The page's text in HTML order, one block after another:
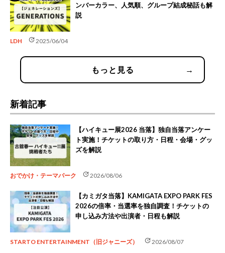
ンバーカラー、人気順、グループ結成秘話も解
説
LDH update2025/06/04
もっと見る →
新着記事
【ハイキュー展2026 当落】独自当落アンケー
ト実施！チケットの取り方・日程・会場・グッ
ズを解説
おでかけ・テーマパーク update2026/08/06
【カミガタ当落】KAMIGATA EXPO PARK FES
2026の倍率・当選率を独自調査！チケットの
申し込み方法や出演者・日程も解説
STARTO ENTERTAINMENT（旧ジャニーズ） update2026/08/07